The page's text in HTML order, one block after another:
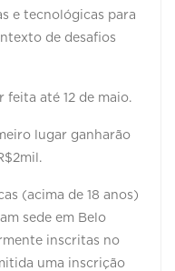
e tecnológicas para
de desafios
feita até 12 de maio.
lugar ganharão
(acima de 18 anos)
sede em Belo
inscritas no
uma inscrição